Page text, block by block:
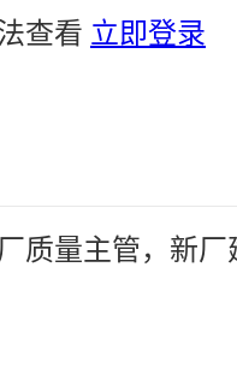
查看 立即登录
质量主管，新厂